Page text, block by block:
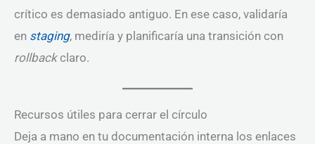
crítico es demasiado antiguo. En ese caso, validaría
en staging, mediría y planificaría una transición con
rollbackclaro.
Recursos útiles para cerrar el círculo
Deja a mano en tu documentación interna los enlaces